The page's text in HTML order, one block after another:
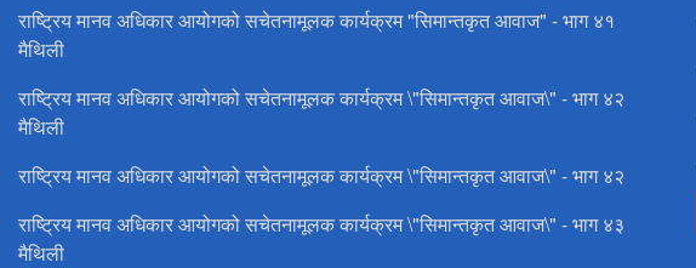
राष्ट्रिय मानव अधिकार आयोगको सचेतनामूलक कार्यक्रम "सिमान्तकृत आवाज" - भाग ४१
मैथिली
राष्ट्रिय मानव अधिकार आयोगको सचेतनामूलक कार्यक्रम \"सिमान्तकृत आवाज\" - भाग ४२
मैथिली
राष्ट्रिय मानव अधिकार आयोगको सचेतनामूलक कार्यक्रम \"सिमान्तकृत आवाज\" - भाग ४२
राष्ट्रिय मानव अधिकार आयोगको सचेतनामूलक कार्यक्रम \"सिमान्तकृत आवाज\" - भाग ४३
मैथिली